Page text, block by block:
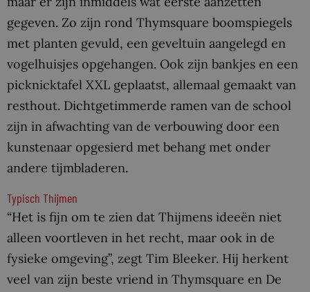
gegeven. Zo zijn rond Thymsquare boomspiegels
met planten gevuld, een geveltuin aangelegd en
vogelhuisjes opgehangen. Ook zijn bankjes en een
picknicktafel XXL geplaatst, allemaal gemaakt van
resthout. Dichtgetimmerde ramen van de school
zijn in afwachting van de verbouwing door een
kunstenaar opgesierd met behang met onder
andere tijmbladeren.
Typisch Thijmen
“Het is fijn om te zien dat Thijmens ideeën niet
alleen voortleven in het recht, maar ook in de
fysieke omgeving”, zegt Tim Bleeker. Hij herkent
veel van zijn beste vriend in Thymsquare en De